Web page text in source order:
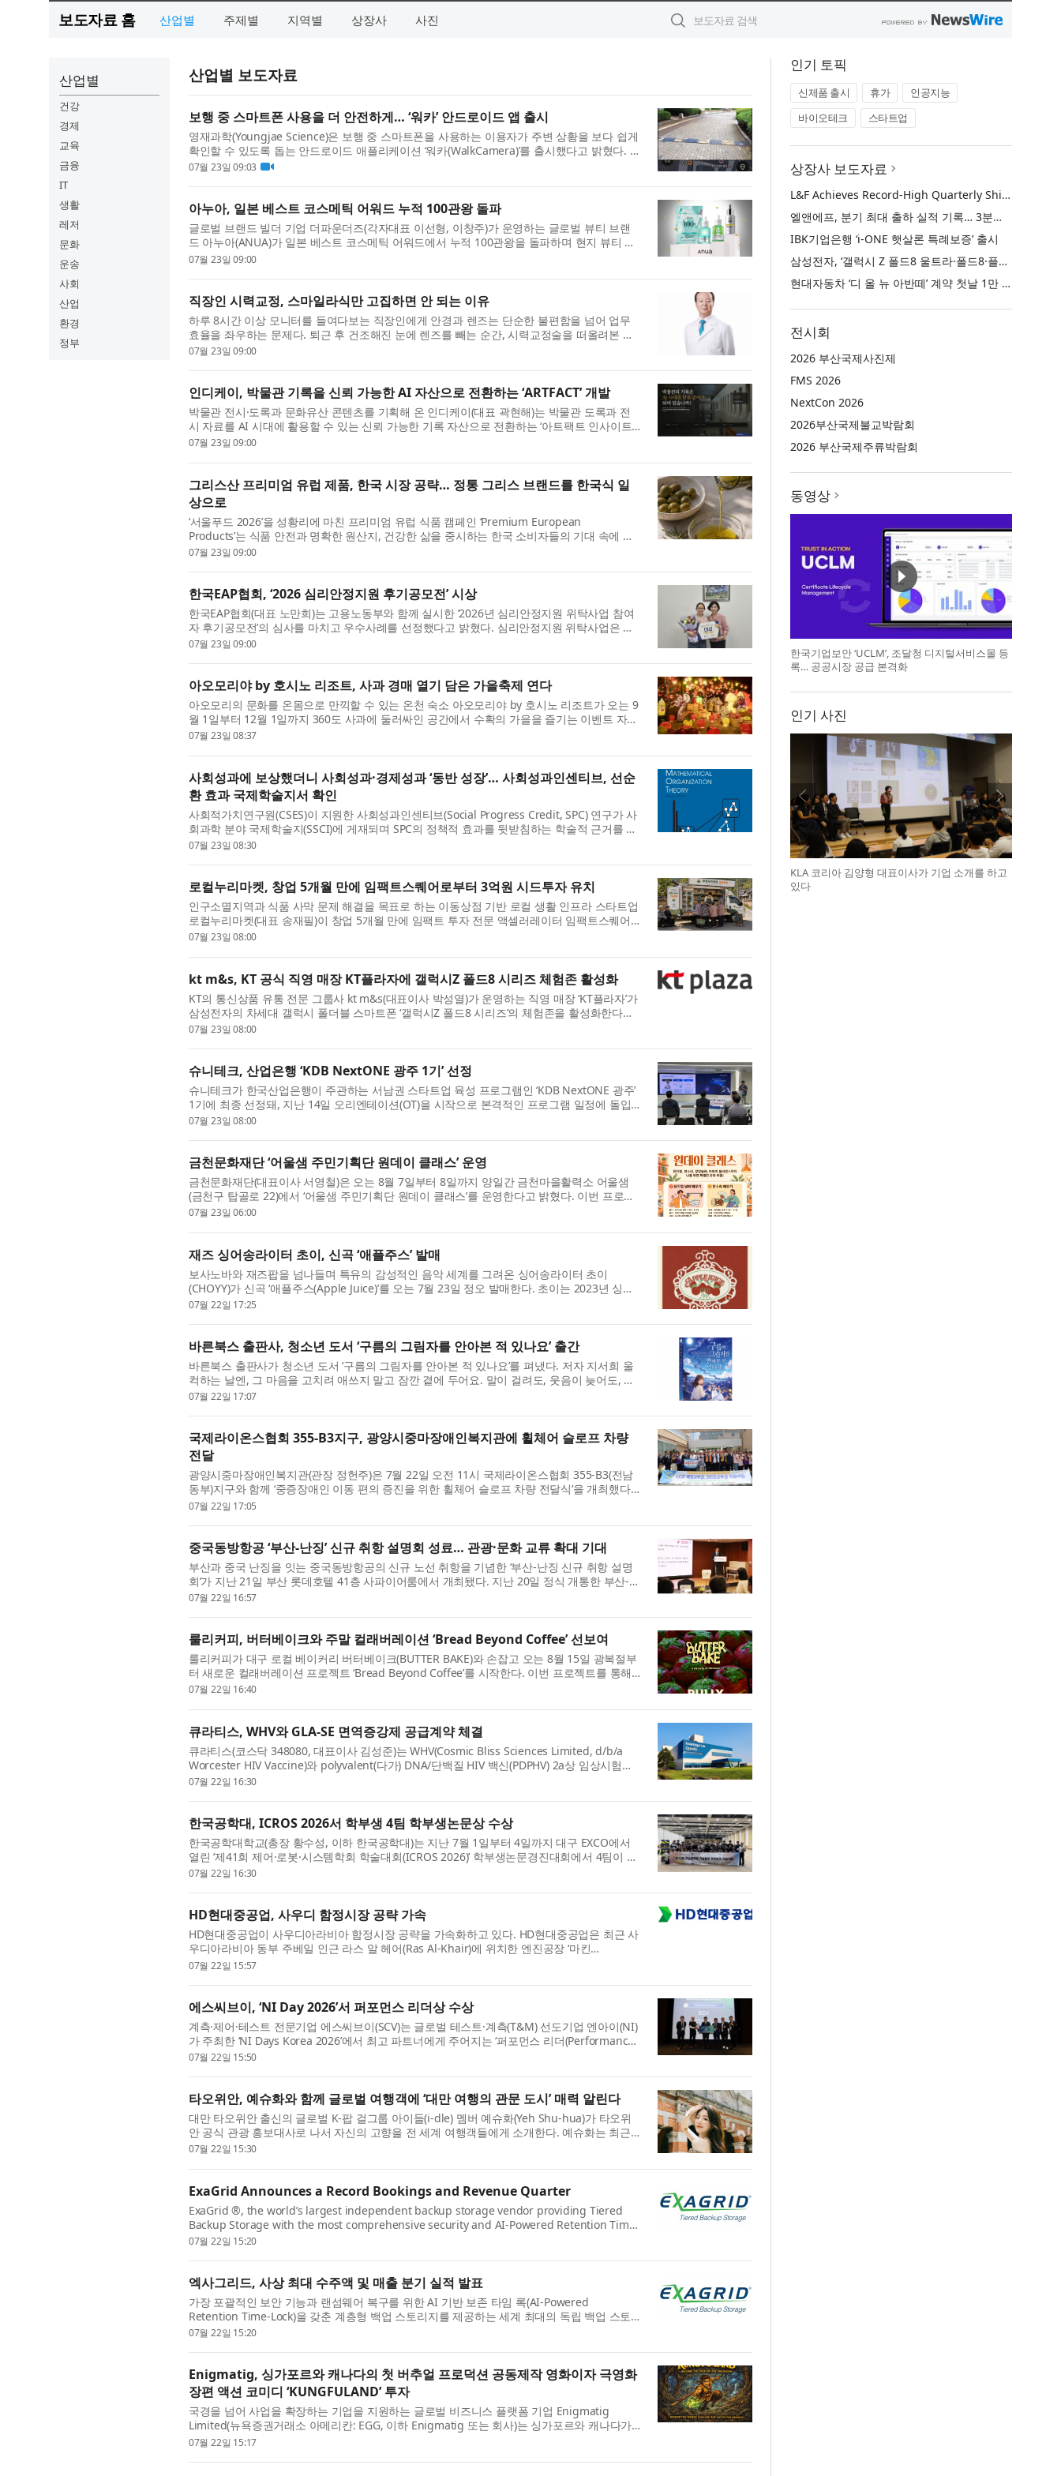
보도자료 홈 산업별 주제별 지역별 상장사 사진
산업별
건강
경제
교육
금융
IT
생활
레저
문화
운송
사회
산업
환경
정부
산업별 보도자료
보행 중 스마트폰 사용을 더 안전하게… ‘워카’ 안드로이드 앱 출시
영재과학(Youngjae Science)은 보행 중 스마트폰을 사용하는 이용자가 주변 상황을 보다 쉽게
확인할 수 있도록 돕는 안드로이드 애플리케이션 ‘워카(WalkCamera)’를 출시했다고 밝혔다. 최
근 스마트폰을 보며 이동하는 이...
07월 23일 09:03
아누아, 일본 베스트 코스메틱 어워드 누적 100관왕 돌파
글로벌 브랜드 빌더 기업 더파운더즈(각자대표 이선형, 이창주)가 운영하는 글로벌 뷰티 브랜
드 아누아(ANUA)가 일본 베스트 코스메틱 어워드에서 누적 100관왕을 돌파하며 현지 뷰티 시
장 내 인기를 입증했다. 이번 성과는...
07월 23일 09:00
직장인 시력교정, 스마일라식만 고집하면 안 되는 이유
하루 8시간 이상 모니터를 들여다보는 직장인에게 안경과 렌즈는 단순한 불편함을 넘어 업무
효율을 좌우하는 문제다. 퇴근 후 건조해진 눈에 렌즈를 빼는 순간, 시력교정술을 떠올려본 적
이 한 번쯤 있을 것이다. 이때 가...
07월 23일 09:00
인디케이, 박물관 기록을 신뢰 가능한 AI 자산으로 전환하는 ‘ARTFACT’ 개발
박물관 전시·도록과 문화유산 콘텐츠를 기획해 온 인디케이(대표 곽현해)는 박물관 도록과 전
시 자료를 AI 시대에 활용할 수 있는 신뢰 가능한 기록 자산으로 전환하는 ‘아트팩트 인사이트
(ARTFACT INSIGHT, 이하 ARTFACT)’...
07월 23일 09:00
그리스산 프리미엄 유럽 제품, 한국 시장 공략… 정통 그리스 브랜드를 한국식 일
상으로
‘서울푸드 2026’을 성황리에 마친 프리미엄 유럽 식품 캠페인 ‘Premium European
Products’는 식품 안전과 명확한 원산지, 건강한 삶을 중시하는 한국 소비자들의 기대 속에 국
내 홍보의 마지막 단계에 접어들었다. 그리스 ...
07월 23일 09:00
한국EAP협회, ‘2026 심리안정지원 후기공모전’ 시상
한국EAP협회(대표 노만희)는 고용노동부와 함께 실시한 ‘2026년 심리안정지원 위탁사업 참여
자 후기공모전’의 심사를 마치고 우수사례를 선정했다고 밝혔다. 심리안정지원 위탁사업은 구
직 및 실직 과정에서 스트레스와 불...
07월 23일 09:00
아오모리야 by 호시노 리조트, 사과 경매 열기 담은 가을축제 연다
아오모리의 문화를 온몸으로 만끽할 수 있는 온천 숙소 아오모리야 by 호시노 리조트가 오는 9
월 1일부터 12월 1일까지 360도 사과에 둘러싸인 공간에서 수확의 가을을 즐기는 이벤트 자와
메구[1] 사과 축제를 개최한다. 가...
07월 23일 08:37
사회성과에 보상했더니 사회성과·경제성과 ‘동반 성장’… 사회성과인센티브, 선순
환 효과 국제학술지서 확인
사회적가치연구원(CSES)이 지원한 사회성과인센티브(Social Progress Credit, SPC) 연구가 사
회과학 분야 국제학술지(SSCI)에 게재되며 SPC의 정책적 효과를 뒷받침하는 학술적 근거를 국
제적으로 인정받게 됐다. SPC는 사...
07월 23일 08:30
로컬누리마켓, 창업 5개월 만에 임팩트스퀘어로부터 3억원 시드투자 유치
인구소멸지역과 식품 사막 문제 해결을 목표로 하는 이동상점 기반 로컬 생활 인프라 스타트업
로컬누리마켓(대표 송재필)이 창업 5개월 만에 임팩트 투자 전문 액셀러레이터 임팩트스퀘어
(대표 도현명)로부터 3억원 규모의...
07월 23일 08:00
kt m&s, KT 공식 직영 매장 KT플라자에 갤럭시Z 폴드8 시리즈 체험존 활성화
KT의 통신상품 유통 전문 그룹사 kt m&s(대표이사 박성열)가 운영하는 직영 매장 ‘KT플라자’가
삼성전자의 차세대 갤럭시 폴더블 스마트폰 ‘갤럭시Z 폴드8 시리즈’의 체험존을 활성화한다고
23일 밝혔다. 삼성전자는 영국 ...
07월 23일 08:00
슈니테크, 산업은행 ‘KDB NextONE 광주 1기’ 선정
슈니테크가 한국산업은행이 주관하는 서남권 스타트업 육성 프로그램인 ‘KDB NextONE 광주’
1기에 최종 선정돼, 지난 14일 오리엔테이션(OT)을 시작으로 본격적인 프로그램 일정에 돌입
했다고 밝혔다. 올해 처음 운영되는 ‘...
07월 23일 08:00
금천문화재단 ‘어울샘 주민기획단 원데이 클래스’ 운영
금천문화재단(대표이사 서영철)은 오는 8월 7일부터 8일까지 양일간 금천마을활력소 어울샘
(금천구 탑골로 22)에서 ‘어울샘 주민기획단 원데이 클래스’를 운영한다고 밝혔다. 이번 프로그
램은 금천구 생활문화 활동가로 구...
07월 23일 06:00
재즈 싱어송라이터 초이, 신곡 ‘애플주스’ 발매
보사노바와 재즈팝을 넘나들며 특유의 감성적인 음악 세계를 그려온 싱어송라이터 초이
(CHOYY)가 신곡 ‘애플주스(Apple Juice)’를 오는 7월 23일 정오 발매한다. 초이는 2023년 싱글
‘Home.’으로 데뷔한 이래 ‘Ghost in my ...
07월 22일 17:25
바른북스 출판사, 청소년 도서 ‘구름의 그림자를 안아본 적 있나요’ 출간
바른북스 출판사가 청소년 도서 ‘구름의 그림자를 안아본 적 있나요’를 펴냈다. 저자 지서희 울
컥하는 날엔, 그 마음을 고치려 애쓰지 말고 잠깐 곁에 두어요. 말이 걸려도, 웃음이 늦어도, 조
금 느린 하루를 부끄러워하지 ...
07월 22일 17:07
국제라이온스협회 355-B3지구, 광양시중마장애인복지관에 휠체어 슬로프 차량
전달
광양시중마장애인복지관(관장 정헌주)은 7월 22일 오전 11시 국제라이온스협회 355-B3(전남
동부)지구와 함께 ‘중증장애인 이동 편의 증진을 위한 휠체어 슬로프 차량 전달식’을 개최했다.
이날 전달식에는 국제라이온스협회...
07월 22일 17:05
중국동방항공 ‘부산-난징’ 신규 취항 설명회 성료… 관광·문화 교류 확대 기대
부산과 중국 난징을 잇는 중국동방항공의 신규 노선 취항을 기념한 ‘부산-난징 신규 취항 설명
회’가 지난 21일 부산 롯데호텔 41층 사파이어룸에서 개최됐다. 지난 20일 정식 개통한 부산-난
징 노선은 중국동방항공이 단독 ...
07월 22일 16:57
룰리커피, 버터베이크와 주말 컬래버레이션 ‘Bread Beyond Coffee’ 선보여
룰리커피가 대구 로컬 베이커리 버터베이크(BUTTER BAKE)와 손잡고 오는 8월 15일 광복절부
터 새로운 컬래버레이션 프로젝트 ‘Bread Beyond Coffee’를 시작한다. 이번 프로젝트를 통해
매주 주말 룰리커피 가창점과 고모점...
07월 22일 16:40
큐라티스, WHV와 GLA-SE 면역증강제 공급계약 체결
큐라티스(코스닥 348080, 대표이사 김성준)는 WHV(Cosmic Bliss Sciences Limited, d/b/a
Worcester HIV Vaccine)와 polyvalent(다가) DNA/단백질 HIV 백신(PDPHV) 2a상 임상시험에
사용될 GLA-SE 면역증강제(adjuvant)를 ...
07월 22일 16:30
한국공학대, ICROS 2026서 학부생 4팀 학부생논문상 수상
한국공학대학교(총장 황수성, 이하 한국공학대)는 지난 7월 1일부터 4일까지 대구 EXCO에서
열린 ‘제41회 제어·로봇·시스템학회 학술대회(ICROS 2026)’ 학부생논문경진대회에서 4팀이 우
수논문상을 수상하는 성과를 거뒀다...
07월 22일 16:30
HD현대중공업, 사우디 함정시장 공략 가속
HD현대중공업이 사우디아라비아 함정시장 공략을 가속화하고 있다. HD현대중공업은 최근 사
우디아라비아 동부 주베일 인근 라스 알 헤어(Ras Al-Khair)에 위치한 엔진공장 ‘마킨
(Makeen)’에서 ‘사우디 해군 함정 사업 협력...
07월 22일 15:57
에스씨브이, ‘NI Day 2026’서 퍼포먼스 리더상 수상
계측·제어·테스트 전문기업 에스씨브이(SCV)는 글로벌 테스트·계측(T&M) 선도기업 엔아이(NI)
가 주최한 ‘NI Days Korea 2026’에서 최고 파트너에게 주어지는 ‘퍼포먼스 리더(Performance
Leader)’상을 수상했다고 밝혔다. ...
07월 22일 15:50
타오위안, 예슈화와 함께 글로벌 여행객에 ‘대만 여행의 관문 도시’ 매력 알린다
대만 타오위안 출신의 글로벌 K-팝 걸그룹 아이들(i-dle) 멤버 예슈화(Yeh Shu-hua)가 타오위
안 공식 관광 홍보대사로 나서 자신의 고향을 전 세계 여행객들에게 소개한다. 예슈화는 최근
공개된 타오위안 국제 홍보 캠페인...
07월 22일 15:30
ExaGrid Announces a Record Bookings and Revenue Quarter
ExaGrid ®, the world’s largest independent backup storage vendor providing Tiered
Backup Storage with the most comprehensive security and AI-Powered Retention Time-
Lock for Ransomware Recovery, today announc...
07월 22일 15:20
엑사그리드, 사상 최대 수주액 및 매출 분기 실적 발표
가장 포괄적인 보안 기능과 랜섬웨어 복구를 위한 AI 기반 보존 타임 록(AI-Powered
Retention Time-Lock)을 갖춘 계층형 백업 스토리지를 제공하는 세계 최대의 독립 백업 스토
리지 공급업체 엑사그리드(ExaGrid®) 는 2026...
07월 22일 15:20
Enigmatig, 싱가포르와 캐나다의 첫 버추얼 프로덕션 공동제작 영화이자 극영화
장편 액션 코미디 ‘KUNGFULAND’ 투자
국경을 넘어 사업을 확장하는 기업을 지원하는 글로벌 비즈니스 플랫폼 기업 Enigmatig
Limited(뉴욕증권거래소 아메리칸: EGG, 이하 Enigmatig 또는 회사)는 싱가포르와 캐나다가
공동 제작하는 첫 극영화 장편 액션 코미...
07월 22일 15:17
인기 토픽
신제품 출시 휴가
인공지능
바이오테크
스타트업
상장사 보도자료
L&F Achieves Record-High Quarterly Shipments, Begins LFP Supply for North American ESS in Q3 Advancing its Two-Track NCM and LFP Growth Strategy
엘앤에프, 분기 최대 출하 실적 기록… 3분기 북미 ESS향 LFP 공급 착수 NCM+LFP ‘2-Track’ 성장 전략 실현
IBK기업은행 ‘i-ONE 햇살론 특례보증’ 출시
삼성전자, ‘갤럭시 Z 폴드8 울트라·폴드8·플립8’과 ‘갤럭시 워치 울트라2·워치9’ 국내 공식 출시
현대자동차 ‘디 올 뉴 아반떼’ 계약 첫날 1만 대 돌파
전시회
2026 부산국제사진제
FMS 2026
NextCon 2026
2026부산국제불교박람회
2026 부산국제주류박람회
동영상
한국기업보안 ‘UCLM’, 조달청 디지털서비스몰 등
록… 공공시장 공급 본격화
인기 사진
KLA 코리아 김양형 대표이사가 기업 소개를 하고
있다